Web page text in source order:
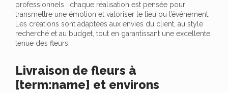
professionnels : chaque réalisation est pensée pour
transmettre une émotion et valoriser le lieu ou l’événement.
Les créations sont adaptées aux envies du client, au style
recherché et au budget, tout en garantissant une excellente
tenue des fleurs.
Livraison de fleurs à
[term:name] et environs